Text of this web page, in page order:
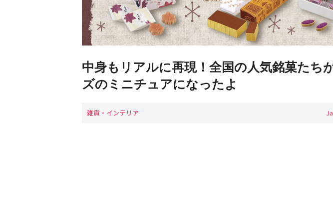
中身もリアルに再現！全国の人気銘菓たち
ズのミニチュアになったよ
雑貨・インテリア